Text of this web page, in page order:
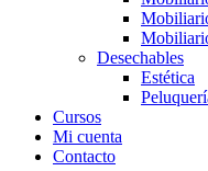
Desechables
Estética
Cursos
Mi cuenta
Contacto